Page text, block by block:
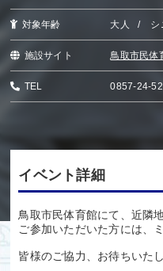
対象年齢 大人 シ
施設サイト 鳥取市民体
TEL 0857-24-
イベント詳細
鳥取市民体育館にて、近隣
ご参加いただいた方には、
皆様のご協力、お待ちいた